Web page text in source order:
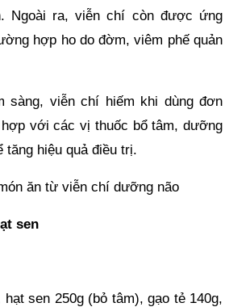
Ngoài ra, viễn chí còn được ứng
hợp ho do đờm, viêm phế quản
sàng, viễn chí hiếm khi dùng đơn
với các vị thuốc bổ tâm, dưỡng
tăng hiệu quả điều trị.
ăn từ viễn chí dưỡng não
sen
sen 250g (bỏ tâm), gạo tẻ 140g,